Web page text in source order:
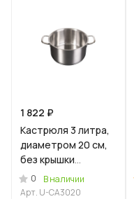
1 822 ₽
Кaстрюля 3 литра,
диаметром 20 см,
без крышки
(Уцененный товар)
0
В наличии
Арт. U-CA3020